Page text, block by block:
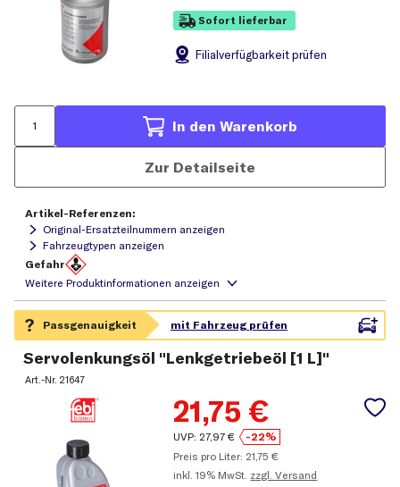
Sofort lieferbar
Filialverfügbarkeit prüfen
In den Warenkorb
Zur Detailseite
Gefahr
Artikel-Referenzen:
Original-Ersatzteilnummern anzeigen
Fahrzeugtypen anzeigen
Servolenkungsöl "Lenkgetriebeöl [1 L]"
Art.-Nr.21647
21,75 €
UVP: 27,97 €
-22%
Preis pro Liter: 21,75 €
inkl. 19% MwSt. zzgl. Versand